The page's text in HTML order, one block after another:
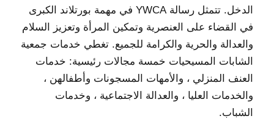
الدخل. تتمثل رسالة YWCA في مهمة بورتلاند الكبرى
في القضاء على العنصرية وتمكين المرأة وتعزيز السلام
والعدالة والحرية والكرامة للجميع. تغطي خدمات جمعية
الشابات المسيحيات خمسة مجالات رئيسية: خدمات
العنف المنزلي ، والأمهات المسجونات وأطفالهن ،
والخدمات العليا ، والعدالة الاجتماعية ، وخدمات
الشباب.